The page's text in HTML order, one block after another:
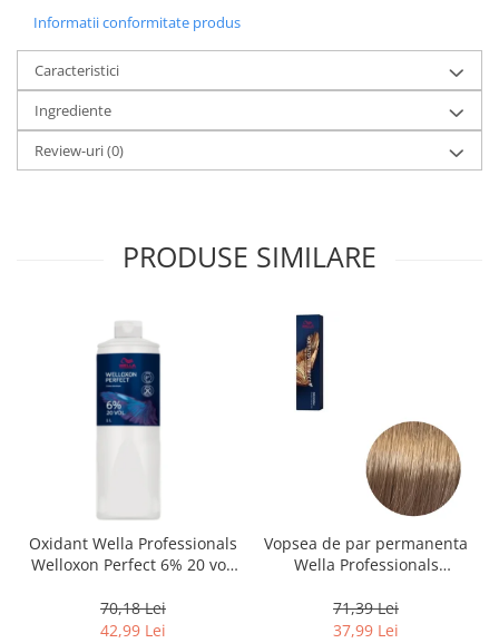
Informatii conformitate produs
Caracteristici
Ingrediente
Review-uri(0)
PRODUSE SIMILARE
Oxidant Wella Professionals
Welloxon Perfect 6% 20 vol,
70,18 Lei
42,99 Lei
Vopsea de par permanenta
Wella Professionals
Blond Deschis Natural, 60
ml
71,39 Lei
37,99 Lei